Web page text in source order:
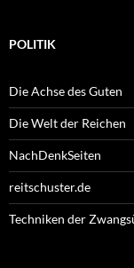
POLITIK
Die Achse des Guten
Die Welt der Reichen
NachDenkSeiten
reitschuster.de
Techniken der